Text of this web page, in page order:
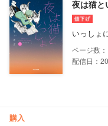
夜は猫と
いっしょ
配信日：
購入